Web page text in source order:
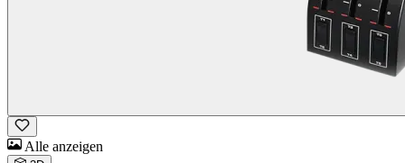
Alle anzeigen